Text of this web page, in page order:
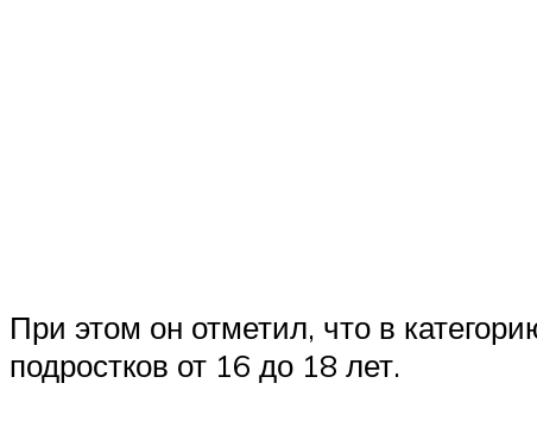
При этом он отметил, что в
подростков от 16 до 18 лет.